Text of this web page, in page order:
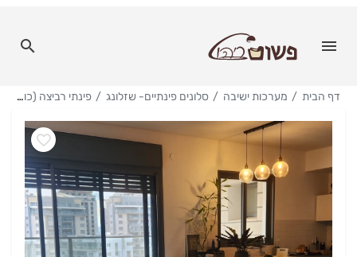
דף הבית מערכות ישיבה סלונים פינתיים- שזלונג פינתי רביצה (כולל שכבת לטקס)